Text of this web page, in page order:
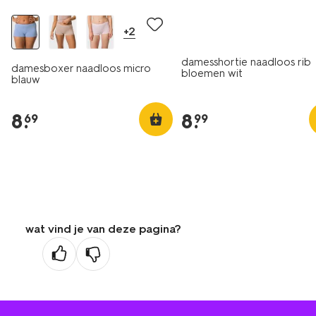
+2
damesboxer naadloos micro
blauw
8.
69
damesshortie naadloos rib
bloemen wit
8.
99
wat vind je van deze pagina?